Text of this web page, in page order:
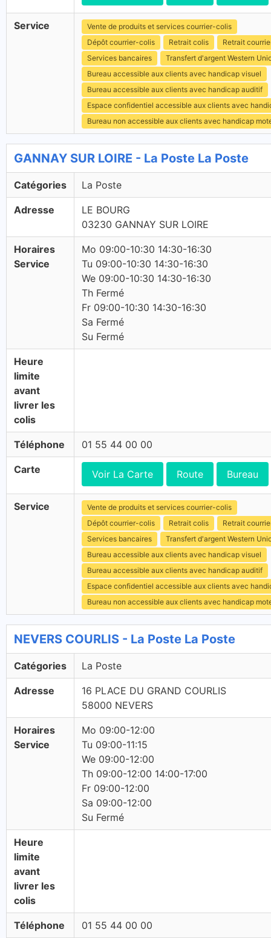
Service
Vente de produits et services courrier-colis
Dépôt courrier-colis
Retrait colis
Retrait
Services bancaires
Transfert d'argent Western
Bureau accessible aux clients avec handicap visuel
Bureau accessible aux clients avec handicap auditif
Espace confidentiel accessible aux clients avec
Bureau non accessible aux clients avec handicap
GANNAY SUR LOIRE - La Poste La Poste
Catégories La Poste
Adresse
LE BOURG
03230 GANNAY SUR LOIRE
Horaires
Service
Mo 09:00-10:30 14:30-16:30
Tu 09:00-10:30 14:30-16:30
We 09:00-10:30 14:30-16:30
Th Fermé
Fr 09:00-10:30 14:30-16:30
Sa Fermé
Su Fermé
Heure
limite
avant
livrer les
colis
Téléphone 01 55 44 00 00
Carte Voir La Carte Route Bureau
Service
Vente de produits et services courrier-colis
Dépôt courrier-colis
Retrait colis
Retrait
Services bancaires
Transfert d'argent Western
Bureau accessible aux clients avec handicap visuel
Bureau accessible aux clients avec handicap auditif
Espace confidentiel accessible aux clients avec
Bureau non accessible aux clients avec handicap
NEVERS COURLIS - La Poste La Poste
Catégories La Poste
Adresse
16 PLACE DU GRAND COURLIS
58000 NEVERS
Horaires
Service
Mo 09:00-12:00
Tu 09:00-11:15
We 09:00-12:00
Th 09:00-12:00 14:00-17:00
Fr 09:00-12:00
Sa 09:00-12:00
Su Fermé
Heure
limite
avant
livrer les
colis
Téléphone 01 55 44 00 00